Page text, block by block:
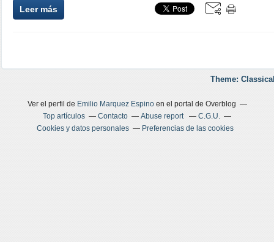
Leer más
Theme:
Ver el perfil de Emilio Marquez Espinoen el portal de Overblog
Top artículos
Contacto Abuse report
C.G.U.
Cookies y datos personales
Preferencias de las cookies